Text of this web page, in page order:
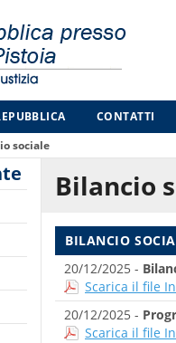
CONTATTI
sociale
Bilancio
BILANCIO
20/12/2025 -
Scarica il file
20/12/2025 -
Scarica il file